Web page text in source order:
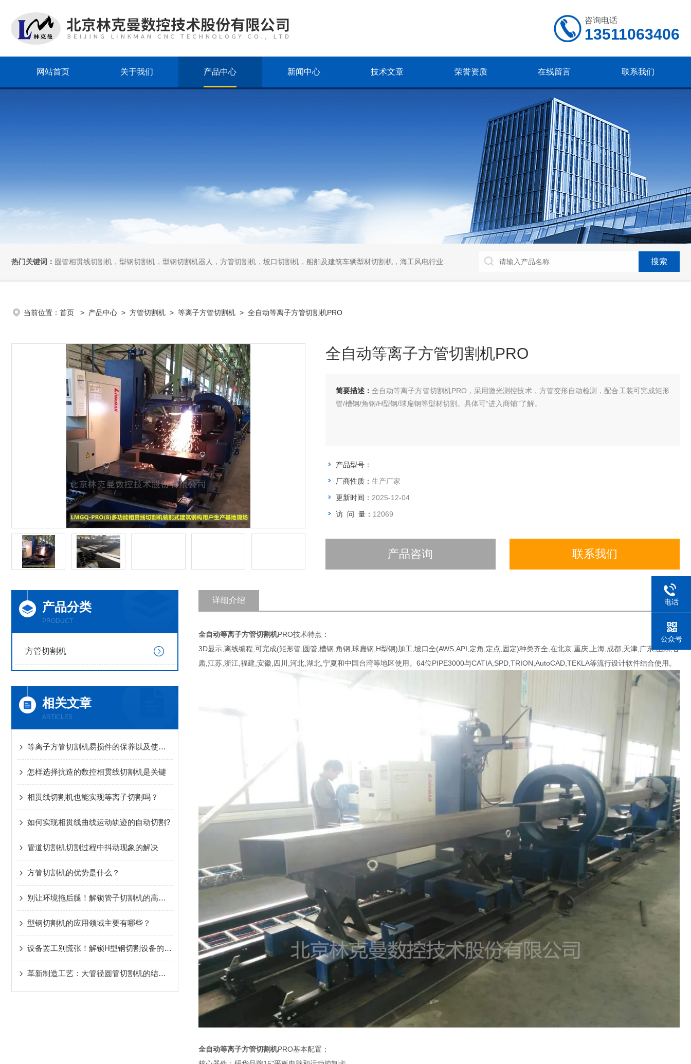
咨询电话
13511063406
网站首页 关于我们 产品中心 新闻中心 技术文章 荣誉资质 在线留言 联系我们
热门关键词： 圆管相贯线切割机，型钢切割机，型钢切割机器人，方管切割机，坡口切割机，船舶及建筑车辆型材切割机，海工风电行业相贯线切割机，离线编程软件
当前位置： 首页 > 产品中心 > 方管切割机 > 等离子方管切割机 > 全自动等离子方管切割机PRO
全自动等离子方管切割机PRO
简要描述： 全自动等离子方管切割机PRO，采用激光测控技术，方管变形自动检测，配合工装可完成矩形
管/槽钢/角钢/H型钢/球扁钢等型材切割。具体可“进入商铺"了解。
产品型号：
厂商性质： 生产厂家
更新时间： 2025-12-04
访 问 量： 12069
产品咨询 联系我们
产品分类
PRODUCT
方管切割机
相关文章
ARTICLES
等离子方管切割机易损件的保养以及使用过程中应该注意的问题
怎样选择抗造的数控相贯线切割机是关键
相贯线切割机也能实现等离子切割吗？
如何实现相贯线曲线运动轨迹的自动切割?
管道切割机切割过程中抖动现象的解决
方管切割机的优势是什么？
别让环境拖后腿！解锁管子切割机的高效运行密码
型钢切割机的应用领域主要有哪些？
设备罢工别慌张！解锁H型钢切割设备的隐藏通关秘籍
革新制造工艺：大管径圆管切割机的结构与性能解析！
详细介绍
全自动等离子方管切割机PRO技术特点：
3D显示,离线编程,可完成(矩形管,圆管,槽钢,角钢,球扁钢,H型钢)加工,坡口全(AWS,API,定角,定点,固定)种类齐全,在北京,重庆,上海,成都,天津,广东,山东,甘
肃,江苏,浙江,福建,安徽,四川,河北,湖北,宁夏和中国台湾等地区使用。64位PIPE3000与CATIA,SPD,TRION,AutoCAD,TEKLA等流行设计软件结合使用。
全自动等离子方管切割机PRO基本配置：
电话
公众号